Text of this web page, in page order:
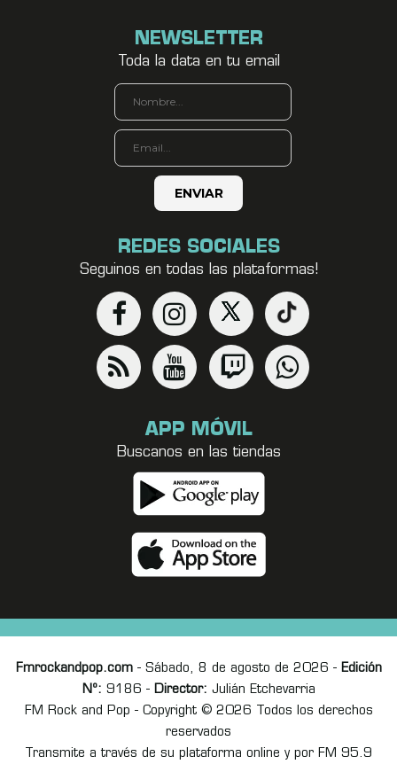
NEWSLETTER
Toda la data en tu email
REDES SOCIALES
Seguinos en todas las plataformas!
APP MÓVIL
Buscanos en las tiendas
Fmrockandpop.com- Sábado, 8 de agosto de 2026 - Edición
Nº: 9186 - Director: Julián Etchevarria
FM Rock and Pop - Copyright © 2026 Todos los derechos
reservados
Transmite a través de su plataforma online y por FM 95.9